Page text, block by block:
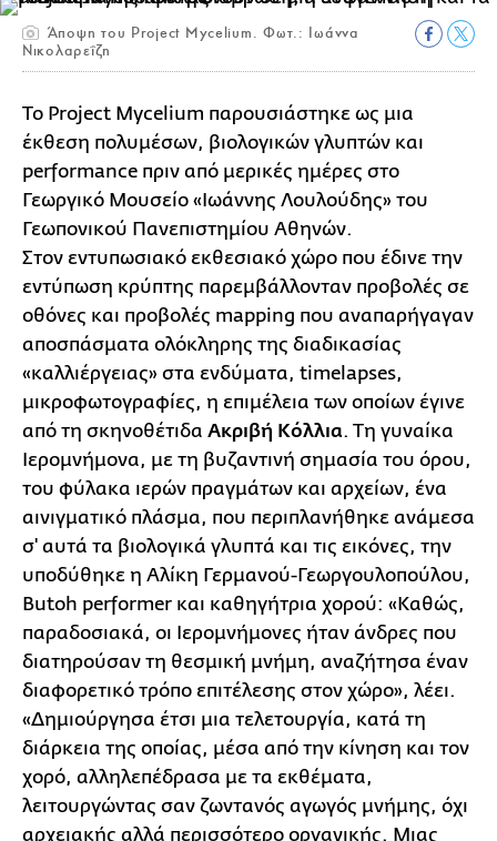
Άποψη του Project Mycelium. Φωτ.: Ιωάννα
Νικολαρεΐζη
Το Project Mycelium παρουσιάστηκε ως μια
έκθεση πολυμέσων, βιολογικών γλυπτών και
performance πριν από μερικές ημέρες στο
Γεωργικό Μουσείο «Ιωάννης Λουλούδης» του
Γεωπονικού Πανεπιστημίου Αθηνών.
Στον εντυπωσιακό εκθεσιακό χώρο που έδινε την
εντύπωση κρύπτης παρεμβάλλονταν προβολές σε
οθόνες και προβολές mapping που αναπαρήγαγαν
αποσπάσματα ολόκληρης της διαδικασίας
«καλλιέργειας» στα ενδύματα, timelapses,
μικροφωτογραφίες, η επιμέλεια των οποίων έγινε
από τη σκηνοθέτιδα Ακριβή Κόλλια. Τη γυναίκα
Ιερομνήμονα, με τη βυζαντινή σημασία του όρου,
του φύλακα ιερών πραγμάτων και αρχείων, ένα
αινιγματικό πλάσμα, που περιπλανήθηκε ανάμεσα
σ' αυτά τα βιολογικά γλυπτά και τις εικόνες, την
υποδύθηκε η Αλίκη Γερμανού-Γεωργουλοπούλου,
Butoh performer και καθηγήτρια χορού: «Καθώς,
παραδοσιακά, οι Ιερομνήμονες ήταν άνδρες που
διατηρούσαν τη θεσμική μνήμη, αναζήτησα έναν
διαφορετικό τρόπο επιτέλεσης στον χώρο», λέει.
«Δημιούργησα έτσι μια τελετουργία, κατά τη
διάρκεια της οποίας, μέσα από την κίνηση και τον
χορό, αλληλεπέδρασα με τα εκθέματα,
λειτουργώντας σαν ζωντανός αγωγός μνήμης, όχι
αρχειακής αλλά περισσότερο οργανικής. Μιας